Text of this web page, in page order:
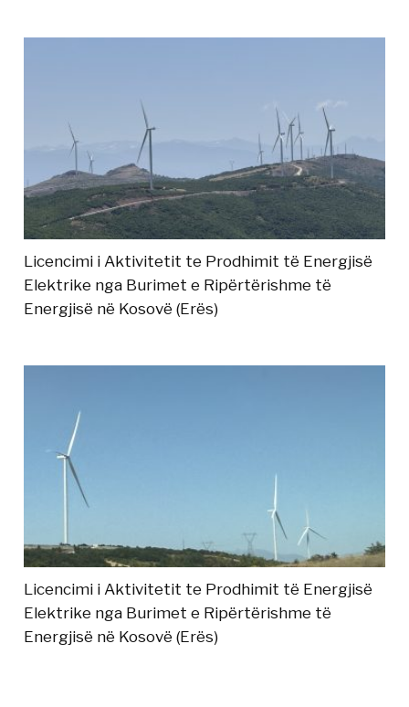
Licencimi i Aktivitetit te Prodhimit të Energjisë
Elektrike nga Burimet e Ripërtërishme të
Energjisë në Kosovë (Erës)
Licencimi i Aktivitetit te Prodhimit të Energjisë
Elektrike nga Burimet e Ripërtërishme të
Energjisë në Kosovë (Erës)